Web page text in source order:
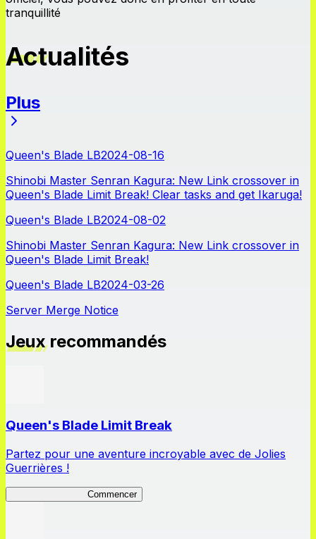
tranquillité
Actualités
Plus
Queen's Blade LB2024-08-16
Shinobi Master Senran Kagura: New Link crossover in
Queen's Blade Limit Break! Clear tasks and get Ikaruga!
Queen's Blade LB2024-08-02
Shinobi Master Senran Kagura: New Link crossover in
Queen's Blade Limit Break!
Queen's Blade LB2024-03-26
Server Merge Notice
Jeux recommandés
Queen's Blade Limit Break
Partez pour une aventure incroyable avec de Jolies
Guerrières !
Commencer